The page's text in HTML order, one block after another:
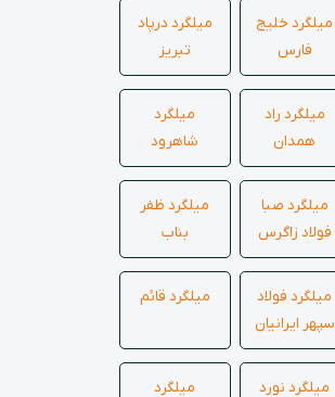
میلگرد خلیج
فارس
میلگرد درپاد
تبریز
میلگرد راد
همدان
میلگرد
شاهرود
میلگرد صبا
فولاد زاگرس
میلگرد ظفر
بناب
میلگرد فولاد
سپهر ایرانیان
میلگرد قائم
میلگرد نورد
میلگرد